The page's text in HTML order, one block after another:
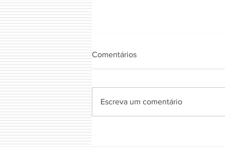
FIOTA NATURAL
Comentários
Escreva um comentário